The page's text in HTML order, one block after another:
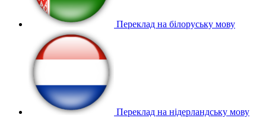
Переклад на білоруську мову
Переклад на нідерландську мову